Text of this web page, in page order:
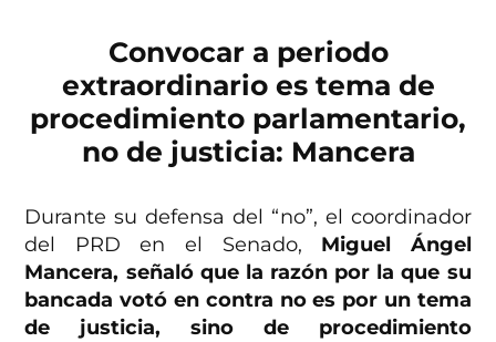
Convocar a periodo
extraordinario es tema de
procedimiento parlamentario,
no de justicia: Mancera
Durante su defensa del “no”, el coordinador
del PRD en el Senado, Miguel Ángel
Mancera, señaló que la razón por la que su
bancada votó en contra no es por un tema
de justicia, sino de procedimiento